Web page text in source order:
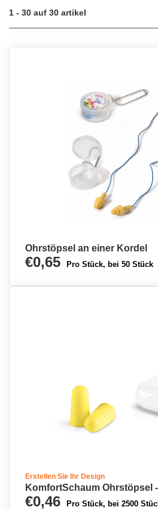
1 - 30 auf 30 artikel
Ohrstöpsel an einer Kordel
€0,65 Pro Stück, bei 50 Stück
Erstellen Sie Ihr Design
KomfortSchaum Ohrstöpsel
€0,46 Pro Stück, bei 2500